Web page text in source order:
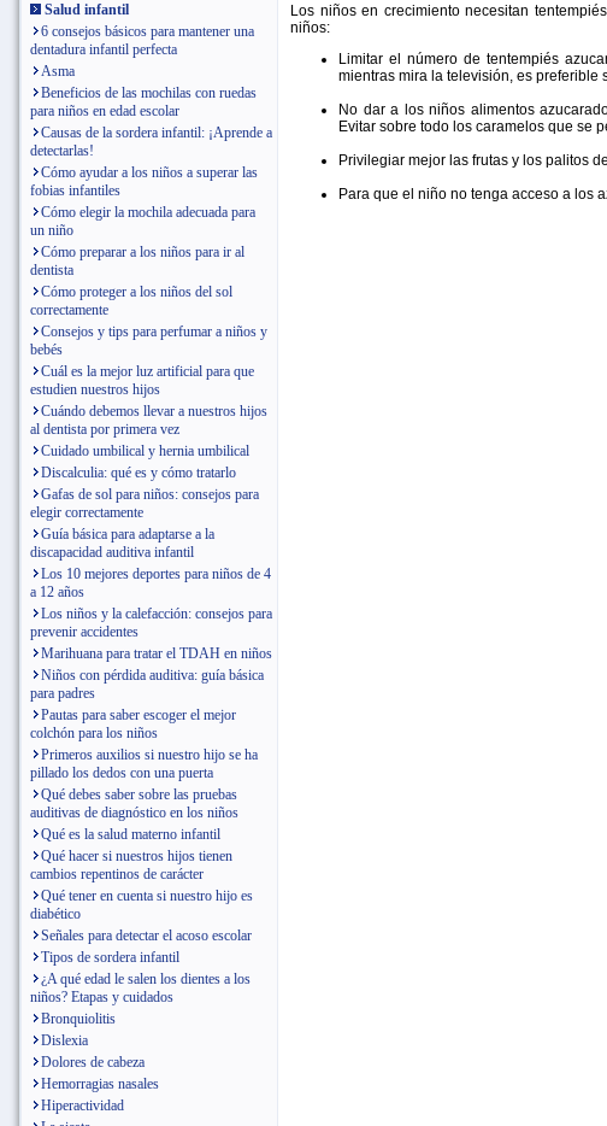
Salud infantil
6 consejos básicos para mantener una
dentadura infantil perfecta
Asma
Beneficios de las mochilas con ruedas
para niños en edad escolar
Causas de la sordera infantil: ¡Aprende a
detectarlas!
Cómo ayudar a los niños a superar las
fobias infantiles
Cómo elegir la mochila adecuada para
un niño
Cómo preparar a los niños para ir al
dentista
Cómo proteger a los niños del sol
correctamente
Consejos y tips para perfumar a niños y
bebés
Cuál es la mejor luz artificial para que
estudien nuestros hijos
Cuándo debemos llevar a nuestros hijos
al dentista por primera vez
Cuidado umbilical y hernia umbilical
Discalculia: qué es y cómo tratarlo
Gafas de sol para niños: consejos para
elegir correctamente
Guía básica para adaptarse a la
discapacidad auditiva infantil
Los 10 mejores deportes para niños de 4
a 12 años
Los niños y la calefacción: consejos para
prevenir accidentes
Marihuana para tratar el TDAH en niños
Niños con pérdida auditiva: guía básica
para padres
Pautas para saber escoger el mejor
colchón para los niños
Primeros auxilios si nuestro hijo se ha
pillado los dedos con una puerta
Qué debes saber sobre las pruebas
auditivas de diagnóstico en los niños
Qué es la salud materno infantil
Qué hacer si nuestros hijos tienen
cambios repentinos de carácter
Qué tener en cuenta si nuestro hijo es
diabético
Señales para detectar el acoso escolar
Tipos de sordera infantil
¿A qué edad le salen los dientes a los
niños? Etapas y cuidados
Bronquiolitis
Dislexia
Dolores de cabeza
Hemorragias nasales
Hiperactividad
Los niños en crecimiento necesitan
niños:
Limitar el número de tentempiés
mientras mira la televisión, es preferible
No dar a los niños alimentos
Evitar sobre todo los caramelos que se
Privilegiar mejor las frutas y los palitos
Para que el niño no tenga acceso a los